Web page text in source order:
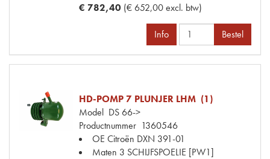
€ 782,40 (€ 652,00 excl. btw)
Info Bestel
HD-POMP 7 PLUNJER LHM (1)
Model DS 66->
Productnummer 1360546
OE Citroën DXN 391-01
Maten 3 SCHIJFSPOELIE [PW1]